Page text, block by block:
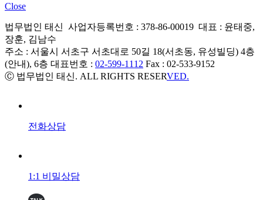
Close
법무법인 태신 사업자등록번호 : 378-86-00019 대표 : 윤태중,
장훈, 김남수
주소 : 서울시 서초구 서초대로 50길 18(서초동, 유성빌딩) 4층
(안내), 6층 대표번호 : 02-599-1112 Fax : 02-533-9152
Ⓒ 법무법인 태신. ALL RIGHTS RESERVED.
전화상담
1:1 비밀상담